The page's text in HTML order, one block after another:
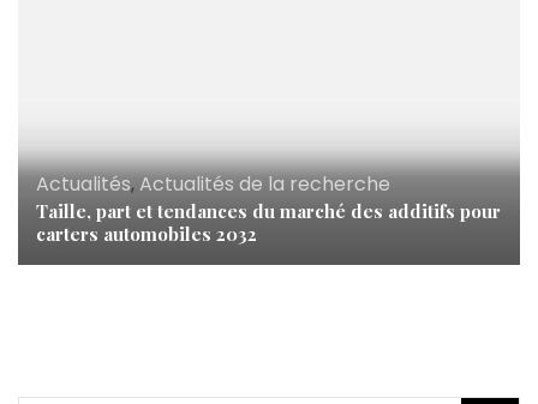
Actualités,Actualités de la recherche
Taille, part et tendances du marché des additifs pour
carters automobiles 2032